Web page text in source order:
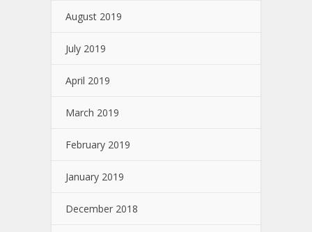
August 2019
July 2019
April 2019
March 2019
February 2019
January 2019
December 2018